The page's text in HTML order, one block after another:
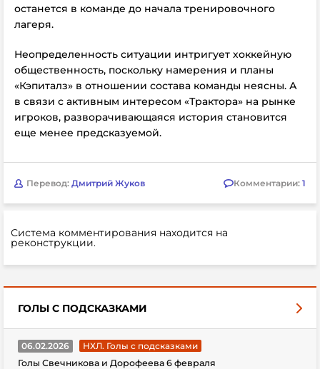
останется в команде до начала тренировочного
лагеря.
Неопределенность ситуации интригует хоккейную
общественность, поскольку намерения и планы
«Кэпиталз» в отношении состава команды неясны. А
в связи с активным интересом «Трактора» на рынке
игроков, разворачивающаяся история становится
еще менее предсказуемой.
Перевод: Дмитрий Жуков Комментарии: 1
Система комментирования находится на
реконструкции.
ГОЛЫ С ПОДСКАЗКАМИ
06.02.2026
НХЛ. Голы с подсказками
Голы Свечникова и Дорофеева 6 февраля